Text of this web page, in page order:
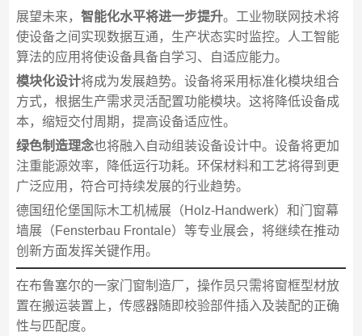
展望未来， 智能化水平将进一步提升。工业物联网技术将
使设备之间实现数据互通，生产状态实时监控。人工智能
算法的应用将使设备具备自学习、自适应能力。
模块化设计将成为发展趋势。设备将采用标准化模块组合
方式，根据生产需求灵活配置功能模块。这将降低设备成
本，缩短交付周期，提高设备适应性。
绿色制造理念也将融入自动组装设备设计中。设备将更加
注重能源效率，降低运行功耗。环保材料和工艺将得到更
广泛应用，符合可持续发展的行业趋势。
德国纽伦堡国际木工机械展（Holz-Handwerk）和门窗幕
墙展（Fensterbau Frontale）等专业展会，将继续在推动
创新方面发挥关键作用。
在布鲁塞尔的一家门窗制造厂，操作员只需将窗框型材放
置在搬运装置上，传感器随即校验部件插入及装配的正确
性与匹配度。